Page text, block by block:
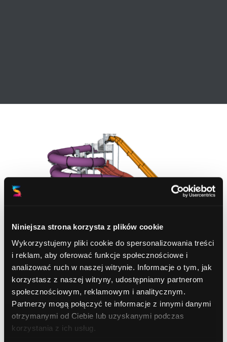
Niniejsza strona korzysta z plików cookie
Wykorzystujemy pliki cookie do spersonalizowania treści
i reklam, aby oferować funkcje społecznościowe i
analizować ruch w naszej witrynie. Informacje o tym, jak
korzystasz z naszej witryny, udostępniamy partnerom
społecznościowym, reklamowym i analitycznym.
Partnerzy mogą połączyć te informacje z innymi danymi
otrzymanymi od Ciebie lub uzyskanymi podczas
korzystania z ich usług.